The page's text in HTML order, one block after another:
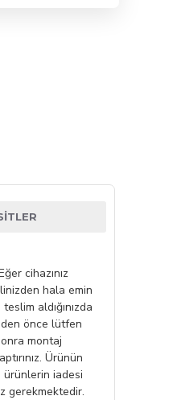
cihazınız
hala emin
aldığınızda
önce lütfen
montaj
Ürünün
ürünlerin iadesi
gerekmektedir.